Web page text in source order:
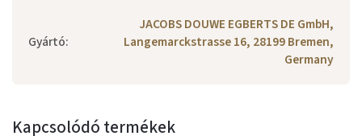
Gyártó:
JACOBS DOUWE EGBERTS DE GmbH,
Langemarckstrasse 16, 28199 Bremen,
Germany
Kapcsolódó termékek